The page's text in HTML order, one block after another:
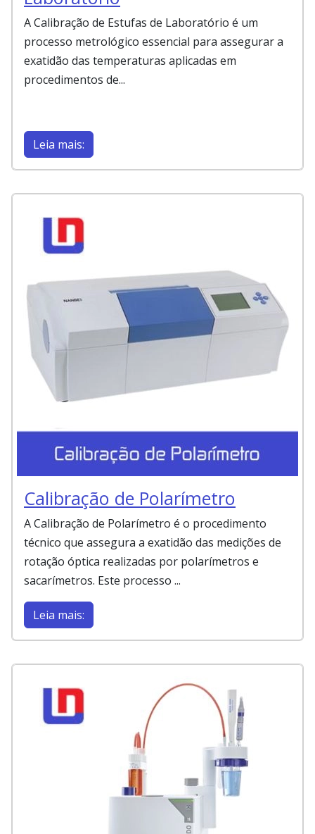
A Calibração de Estufas de Laboratório é um
processo metrológico essencial para assegurar a
exatidão das temperaturas aplicadas em
procedimentos de...
Leia mais:
Calibração de Polarímetro
A Calibração de Polarímetro é o procedimento
técnico que assegura a exatidão das medições de
rotação óptica realizadas por polarímetros e
sacarímetros. Este processo ...
Leia mais: